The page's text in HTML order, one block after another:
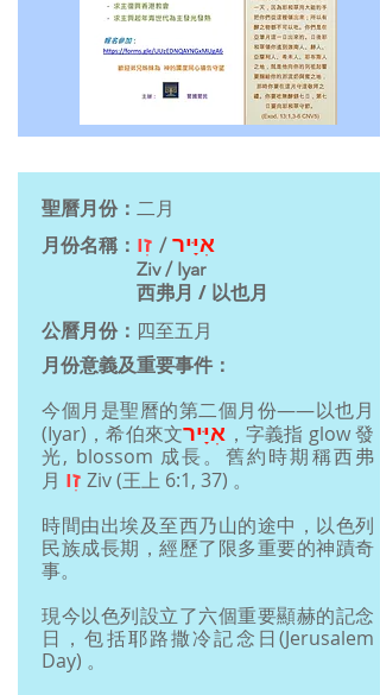
聖曆月份： 二月
月份名稱：
אִיָּיר / זִו
Ziv/ Iyar
西弗月 / 以也月
公曆月份： 四至五月
月份意義及重要事件：
今個月是聖曆的第二個月份——以也月
(Iyar)，希伯來文
אִיָּיר
，字義指 glow 發
光, blossom 成長。 舊約時期稱西弗
月 זִו Ziv (王上 6:1, 37) 。
時間由出埃及至西乃山的途中，以色列
民族成長期，經歷了限多重要的神蹟奇
事。
現今以色列設立了六個重要顯赫的記念
日，包括耶路撒冷記念 日(Jerusalem
Day) 。